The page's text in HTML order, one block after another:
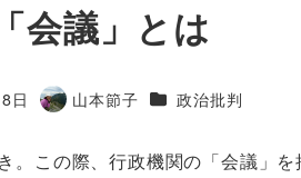
会議」とは
日
著
山本節子 カテゴリー
政治批判
この際、行政機関の「会議」を